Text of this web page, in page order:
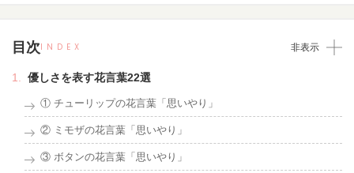
目次INDEX 非表示
優しさを表す花言葉22選
① チューリップの花言葉「思いやり」
② ミモザの花言葉「思いやり」
③ ボタンの花言葉「思いやり」